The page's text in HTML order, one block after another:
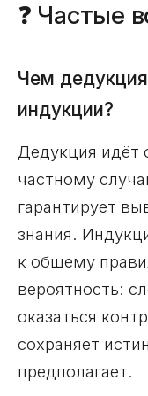
❓ Частые
Чем
индукции?
Дедукция идёт
частному
гарантирует
знания.
к общему
вероятность:
оказаться
сохраняет
предполагает.